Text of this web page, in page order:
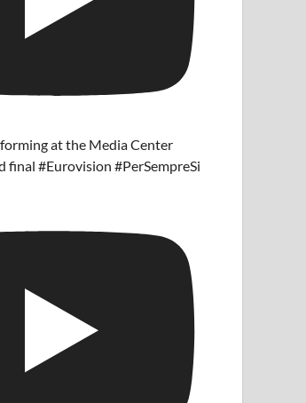
at the Media Center
final #Eurovision #PerSempreSi